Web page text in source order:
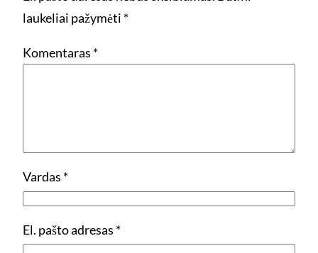
laukeliai pažymėti *
Komentaras *
Vardas *
El. pašto adresas *